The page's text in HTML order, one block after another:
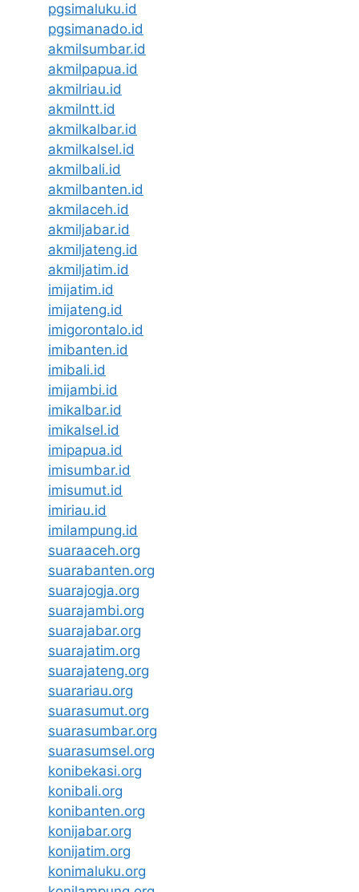
pgsimaluku.id
pgsimanado.id
akmilsumbar.id
akmilpapua.id
akmilriau.id
akmilntt.id
akmilkalbar.id
akmilkalsel.id
akmilbali.id
akmilbanten.id
akmilaceh.id
akmiljabar.id
akmiljateng.id
akmiljatim.id
imijatim.id
imijateng.id
imigorontalo.id
imibanten.id
imibali.id
imijambi.id
imikalbar.id
imikalsel.id
imipapua.id
imisumbar.id
imisumut.id
imiriau.id
imilampung.id
suaraaceh.org
suarabanten.org
suarajogja.org
suarajambi.org
suarajabar.org
suarajatim.org
suarajateng.org
suarariau.org
suarasumut.org
suarasumbar.org
suarasumsel.org
konibekasi.org
konibali.org
konibanten.org
konijabar.org
konijatim.org
konimaluku.org